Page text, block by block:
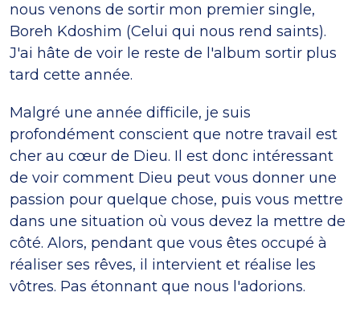
nous venons de sortir mon premier single,
Boreh Kdoshim (Celui qui nous rend saints).
J'ai hâte de voir le reste de l'album sortir plus
tard cette année.
Malgré une année difficile, je suis
profondément conscient que notre travail est
cher au cœur de Dieu. Il est donc intéressant
de voir comment Dieu peut vous donner une
passion pour quelque chose, puis vous mettre
dans une situation où vous devez la mettre de
côté. Alors, pendant que vous êtes occupé à
réaliser ses rêves, il intervient et réalise les
vôtres. Pas étonnant que nous l'adorions.